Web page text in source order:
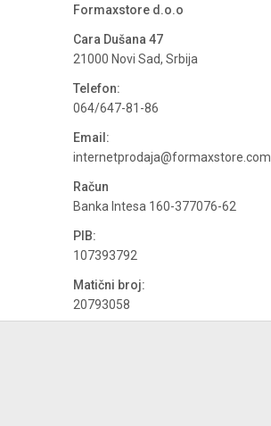
Formaxstore d.o.o
Cara Dušana 47
21000 Novi Sad, Srbija
Telefon:
064/647-81-86
Email:
internetprodaja@formaxstore.com
Račun
Banka Intesa 160-377076-62
PIB:
107393792
Matični broj:
20793058